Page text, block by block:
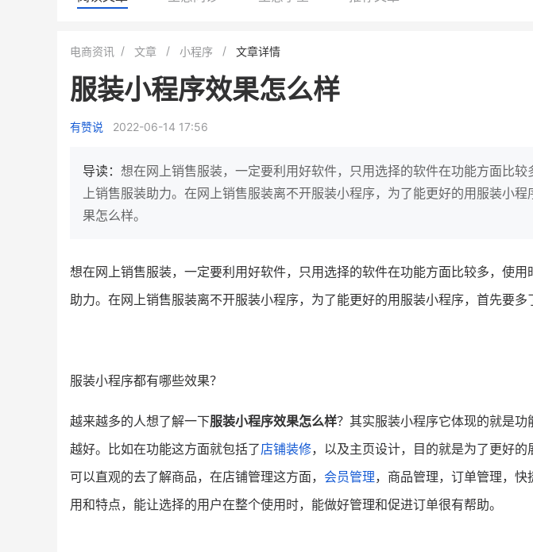
电商资讯 文章 小程序 文章详情
服装小程序效果怎么样
有赞说 2022-06-14 17:56
导读： 想在网上销售服装，一定要利用好软件，只用选择的软件在功能方面比
上销售服装助力。在网上销售服装离不开服装小程序，为了能更好的用服装小
果怎么样。
想在网上销售服装，一定要利用好软件，只用选择的软件在功能方面比较多，使
助力。在网上销售服装离不开服装小程序，为了能更好的用服装小程序，首先要多
服装小程序都有哪些效果？
越来越多的人想了解一下服装小程序效果怎么样？其实服装小程序它体现的就是
越好。比如在功能这方面就包括了店铺装修，以及主页设计，目的就是为了更好
可以直观的去了解商品，在店铺管理这方面， 会员管理，商品管理，订单管理，
用和特点，能让选择的用户在整个使用时，能做好管理和促进订单很有帮助。
BEIESTATE贝易品牌
母婴
类目销售额
年度GMV
有货源没流量？母婴馆如何破局
他只用7年做到平台销冠，转战私
域如何破局？
200
这家女装连锁如何借有赞破局新
零售？
IT精英
意！